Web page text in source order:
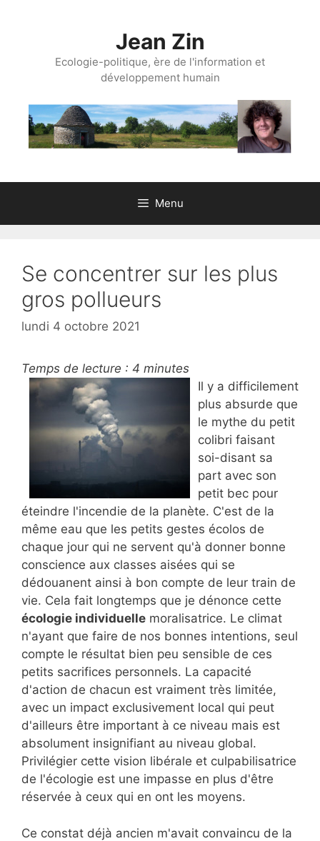
Jean Zin
Ecologie-politique, ère de l'information et
développement humain
Menu
Se concentrer sur les plus
gros pollueurs
lundi 4 octobre 2021
Temps de lecture : 4 minutes
Il y a difficilement
plus absurde que
le mythe du petit
colibri faisant
soi-disant sa
part avec son
petit bec pour
éteindre l'incendie de la planète. C'est de la
même eau que les petits gestes écolos de
chaque jour qui ne servent qu'à donner bonne
conscience aux classes aisées qui se
dédouanent ainsi à bon compte de leur train de
vie. Cela fait longtemps que je dénonce cette
écologie individuelle moralisatrice. Le climat
n'ayant que faire de nos bonnes intentions, seul
compte le résultat bien peu sensible de ces
petits sacrifices personnels. La capacité
d'action de chacun est vraiment très limitée,
avec un impact exclusivement local qui peut
d'ailleurs être important à ce niveau mais est
absolument insignifiant au niveau global.
Privilégier cette vision libérale et culpabilisatrice
de l'écologie est une impasse en plus d'être
réservée à ceux qui en ont les moyens.
Ce constat déjà ancien m'avait convaincu de la